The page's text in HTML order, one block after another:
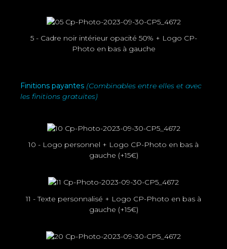
5 - Cadre noir intérieur opacité 50% + Logo CP-
Photo en bas à gauche
Finitions payantes (Combinables entre elles et avec
les finitions gratuites)
10 - Logo personnel + Logo CP-Photo en bas à
gauche (+15€)
11 - Texte personnalisé + Logo CP-Photo en bas à
gauche (+15€)